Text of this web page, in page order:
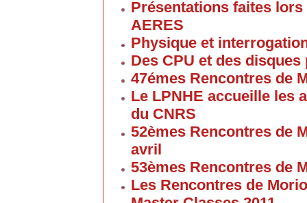
Présentations faites
AERES
Physique et
Des CPU et des
47émes Rencontres de
Le LPNHE accueille les
du CNRS
52èmes Rencontres de
avril
53èmes Rencontres de
Les Rencontres de